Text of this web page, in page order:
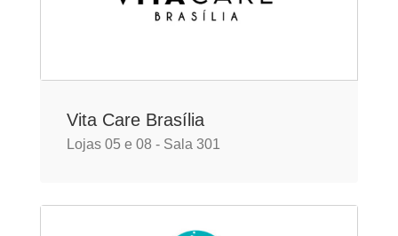
Vita Care Brasília
Lojas 05 e 08 - Sala 301